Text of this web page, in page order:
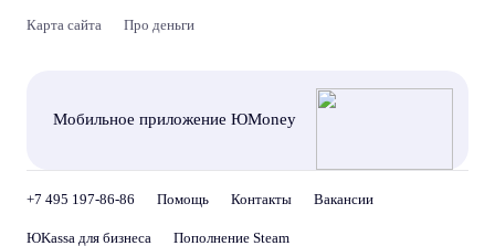
Карта сайта Про деньги
Мобильное приложение ЮMoney
+7 495 197-86-86 Помощь Контакты Вакансии
ЮKassa для бизнеса Пополнение Steam